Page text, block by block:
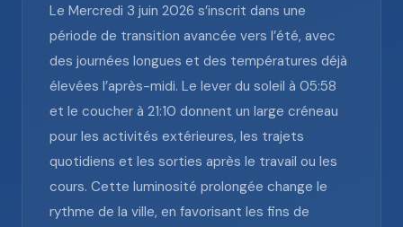
Le Mercredi 3 juin 2026 s’inscrit dans une
période de transition avancée vers l’été, avec
des journées longues et des températures déjà
élevées l’après-midi. Le lever du soleil à 05:58
et le coucher à 21:10 donnent un large créneau
pour les activités extérieures, les trajets
quotidiens et les sorties après le travail ou les
cours. Cette luminosité prolongée change le
rythme de la ville, en favorisant les fins de